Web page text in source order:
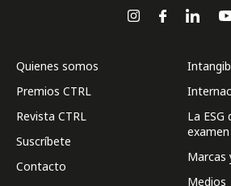
Quienes somos
Premios CTRL
Revista CTRL
Suscríbete
Contacto
La ESG
examen
Marcas
Medios